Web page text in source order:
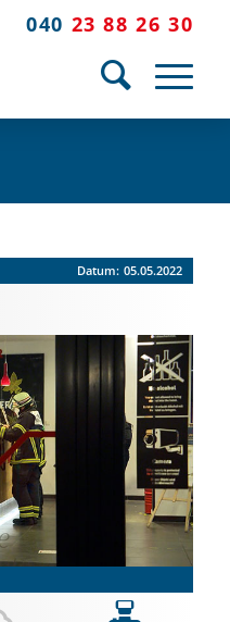
040 23 88 26 30
Datum: 05.05.2022